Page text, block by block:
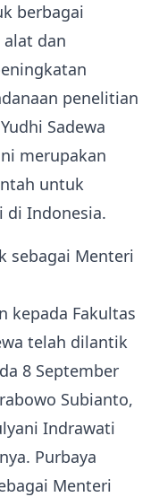
berbagai
dan
penelitian
Sadewa
merupakan
untuk
di Indonesia.
sebagai Menteri
kepada Fakultas
telah dilantik
8 September
Subianto,
Indrawati
Purbaya
Menteri